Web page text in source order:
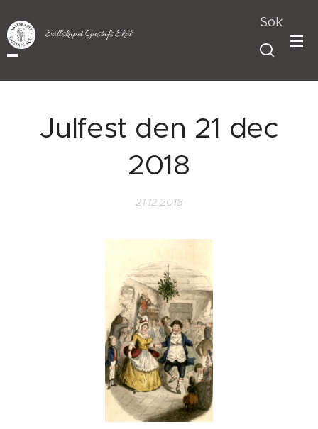
Sällskapet Gustafs Skål
Sök
Julfest den 21 dec
2018
21.12.2018